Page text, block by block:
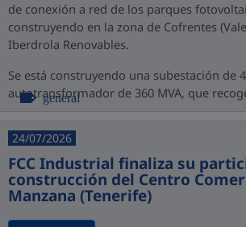
de conexión a red de los parques
construyendo en la zona de Cofrentes
Iberdrola Renovables.
Se está construyendo una subestación de
autotransformador de 360 MVA, que
general
24/07/2026
FCC Industrial finaliza su
construcción del Centro
Manzana (Tenerife)